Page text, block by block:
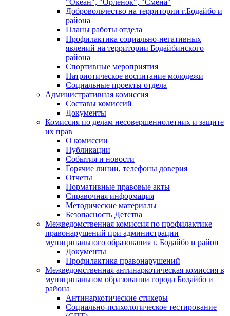
"Океан", "Орленок", "Смена"
Добровольчество на территории г.Бодайбо и
района
Планы работы отдела
Профилактика социально-негативных
явлений на территории Бодайбинского
района
Спортивные мероприятия
Патриотическое воспитание молодежи
Социальные проекты отдела
Административная комиссия
Составы комиссий
Документы
Комиссия по делам несовершеннолетних и защите
их прав
О комиссии
Публикации
События и новости
Горячие линии, телефоны доверия
Отчеты
Нормативные правовые акты
Справочная информация
Методические материалы
Безопасность Детства
Межведомственная комиссия по профилактике
правонарушений при администрации
муниципального образования г. Бодайбо и район
Документы
Профилактика правонарушений
Межведомственная антинаркотическая комиссия в
муниципальном образовании города Бодайбо и
района
Антинаркотические стикеры
Социально-психологическое тестирование